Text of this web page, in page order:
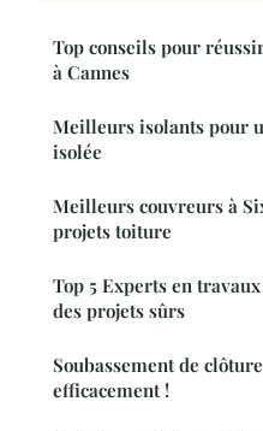
Top conseils pour
à Cannes
Meilleurs isolants pour
isolée
Meilleurs couvreurs à
projets toiture
Top 5 Experts en
des projets sûrs
Soubassement de
efficacement !